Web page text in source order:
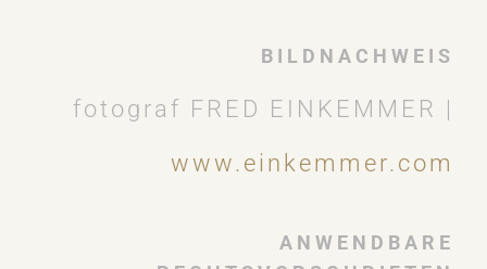
BILDNACHWEIS
fotograf FRED EINKEMMER |
www.einkemmer.com
ANWENDBARE